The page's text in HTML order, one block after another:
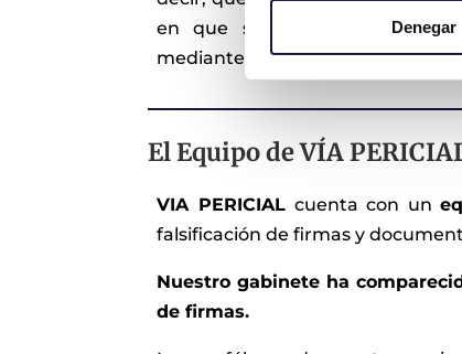
Denegar
en que se plasmaron fue
mediante medios informáticos.
El Equipo de VÍA
VIA PERICIALcuenta con un
falsificación de firmas y
Nuestro gabinete ha
de firmas.